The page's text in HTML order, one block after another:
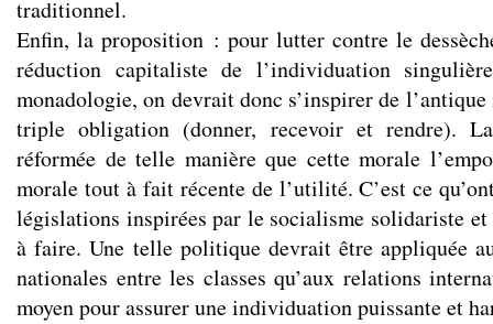
traditionnel.
Enfin, la proposition : pour lutter contre le
réduction capitaliste de l’individuation
monadologie, on devrait donc s’inspirer de
triple obligation (donner, recevoir et rendre).
réformée de telle manière que cette morale
morale tout à fait récente de l’utilité. C’est ce
législations inspirées par le socialisme solidariste
à faire. Une telle politique devrait être appliquée
nationales entre les classes qu’aux relations
moyen pour assurer une individuation puissante et